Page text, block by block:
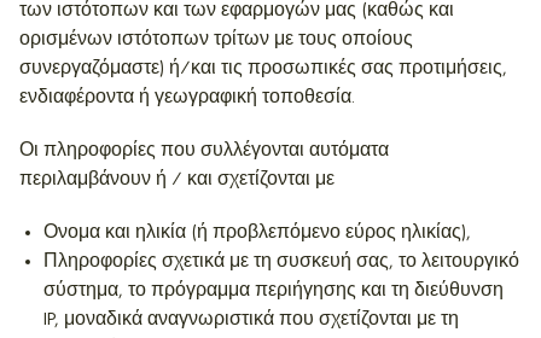
των ιστότοπων και των εφαρμογών μας (καθώς και
ορισμένων ιστότοπων τρίτων με τους οποίους
συνεργαζόμαστε) ή/και τις προσωπικές σας προτιμήσεις,
ενδιαφέροντα ή γεωγραφική τοποθεσία.
Οι πληροφορίες που συλλέγονται αυτόματα
περιλαμβάνουν ή / και σχετίζονται με
Ονομα και ηλικία (ή προβλεπόμενο εύρος ηλικίας),
Πληροφορίες σχετικά με τη συσκευή σας, το λειτουργικό
σύστημα, το πρόγραμμα περιήγησης και τη διεύθυνση
IP, μοναδικά αναγνωριστικά που σχετίζονται με τη